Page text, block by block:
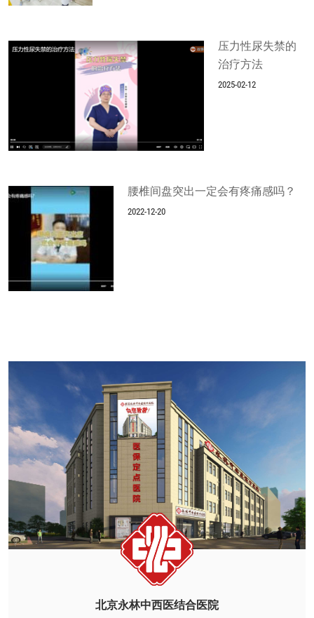
压力性尿失禁的
治疗方法
2025-02-12
腰椎间盘突出一定会有疼痛感吗？
2022-12-20
北京永林中西医结合医院